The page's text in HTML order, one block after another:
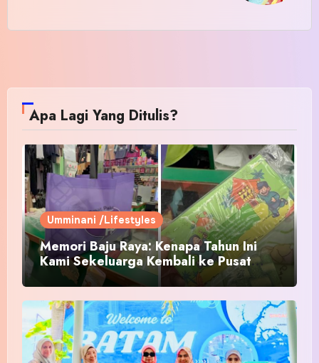
Apa Lagi Yang Ditulis?
Umminani /Lifestyles
Memori Baju Raya: Kenapa Tahun Ini
Kami Sekeluarga Kembali ke Pusat
Pakaian Hari-Hari?